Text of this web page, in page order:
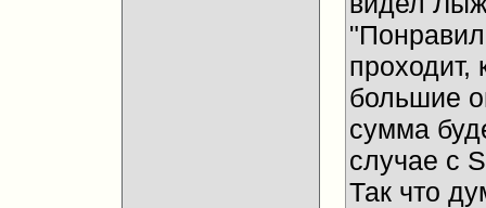
проходит,
большие
сумма
случае с
Так что